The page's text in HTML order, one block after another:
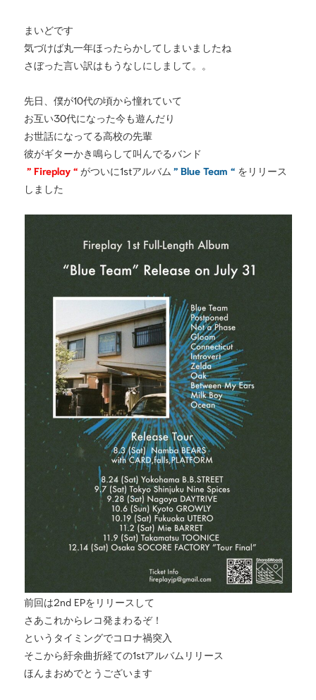
まいどです
気づけば丸一年ほったらかしてしまいましたね
さぼった言い訳はもうなしにしまして。。
先日、僕が10代の頃から憧れていて
お互い30代になった今も遊んだり
お世話になってる高校の先輩
彼がギターかき鳴らして叫んでるバンド
” Fireplay “ がついに1stアルバム ” Blue Team “ をリリース
しました
前回は2nd EPをリリースして
さあこれからレコ発まわるぞ！
というタイミングでコロナ禍突入
そこから紆余曲折経ての1stアルバムリリース
ほんまおめでとうございます